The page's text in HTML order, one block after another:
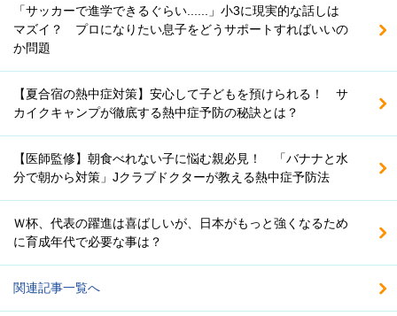
「サッカーで進学できるぐらい......」小3に現実的な話しは
マズイ？ プロになりたい息子をどうサポートすればいいの
か問題
【夏合宿の熱中症対策】安心して子どもを預けられる！ サ
カイクキャンプが徹底する熱中症予防の秘訣とは？
【医師監修】朝食べれない子に悩む親必見！ 「バナナと水
分で朝から対策」Jクラブドクターが教える熱中症予防法
Ｗ杯、代表の躍進は喜ばしいが、日本がもっと強くなるため
に育成年代で必要な事は？
関連記事一覧へ